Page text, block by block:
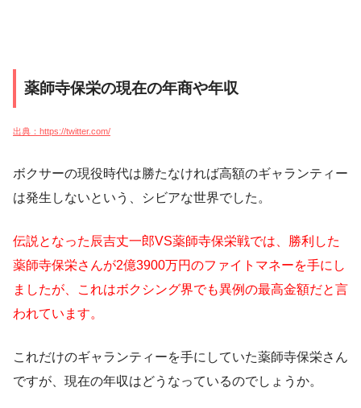
薬師寺保栄の現在の年商や年収
出典：https://twitter.com/
ボクサーの現役時代は勝たなければ高額のギャランティー
は発生しないという、シビアな世界でした。
伝説となった辰吉丈一郎VS薬師寺保栄戦では、勝利した
薬師寺保栄さんが2億3900万円のファイトマネーを手にし
ましたが、これはボクシング界でも異例の最高金額だと言
われています。
これだけのギャランティーを手にしていた薬師寺保栄さん
ですが、現在の年収はどうなっているのでしょうか。